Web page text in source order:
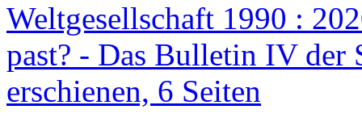
Weltgesellschaft 1990 :
past? - Das Bulletin IV der
erschienen, 6 Seiten